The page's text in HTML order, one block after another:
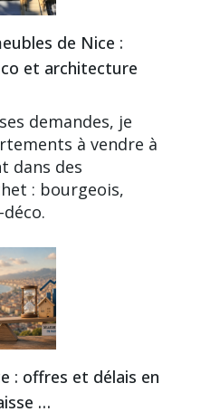
de Nice :
et architecture
demandes, je
à vendre à
dans des
: bourgeois,
: offres et délais en
…